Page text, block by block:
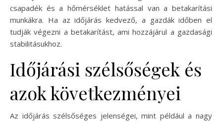
csapadék és a hőmérséklet hatással van a betakarítási
munkákra. Ha az időjárás kedvező, a gazdák időben el
tudják végezni a betakarítást, ami hozzájárul a gazdasági
stabilitásukhoz.
Időjárási szélsőségek és
azok következményei
Az időjárás szélsőséges jelenségei, mint például a nagy